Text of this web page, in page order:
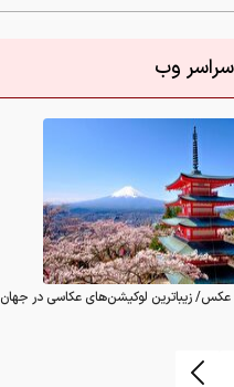
سراسر وب
عکس/ زیباترین لوکیشن‌های عکاسی در جهان